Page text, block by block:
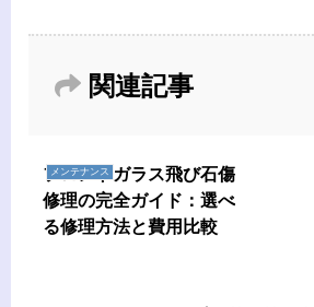
関連記事
メンテナンス
フロントガラス飛び石傷
修理の完全ガイド：選べ
る修理方法と費用比較